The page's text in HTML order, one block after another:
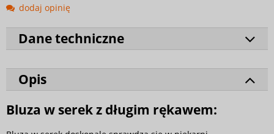
dodaj opinię
Dane techniczne
Opis
Bluza w serek z długim rękawem: